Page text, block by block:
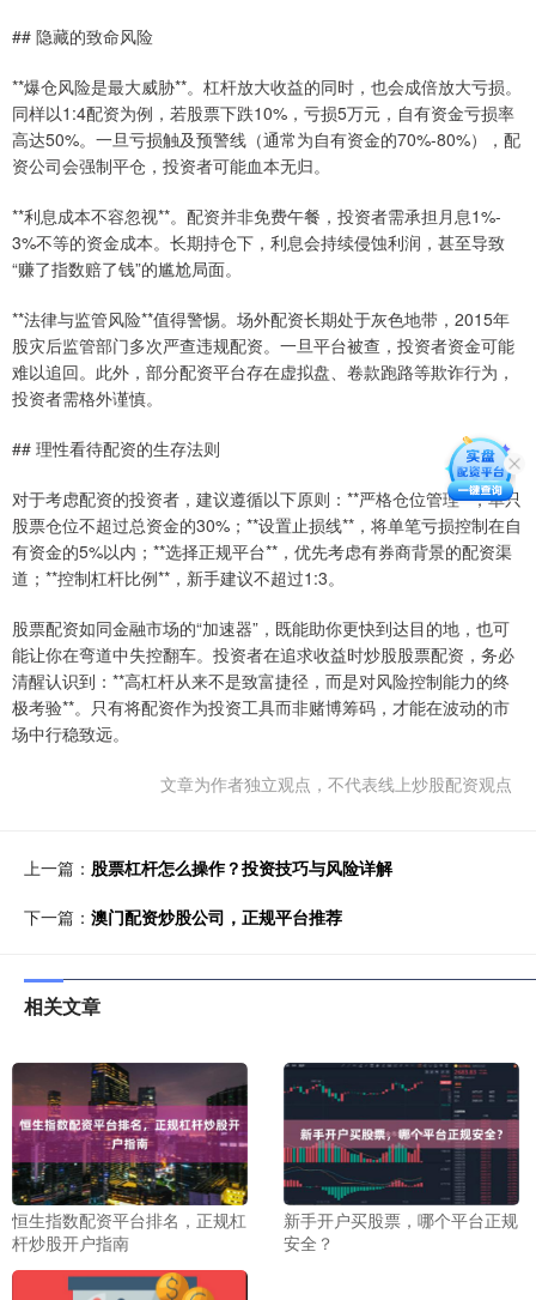
## 隐藏的致命风险
**爆仓风险是最大威胁**。杠杆放大收益的同时，也会成倍放大亏损。
同样以1:4配资为例，若股票下跌10%，亏损5万元，自有资金亏损率
高达50%。一旦亏损触及预警线（通常为自有资金的70%-80%），配
资公司会强制平仓，投资者可能血本无归。
**利息成本不容忽视**。配资并非免费午餐，投资者需承担月息1%-
3%不等的资金成本。长期持仓下，利息会持续侵蚀利润，甚至导致
“赚了指数赔了钱”的尴尬局面。
**法律与监管风险**值得警惕。场外配资长期处于灰色地带，2015年
股灾后监管部门多次严查违规配资。一旦平台被查，投资者资金可能
难以追回。此外，部分配资平台存在虚拟盘、卷款跑路等欺诈行为，
投资者需格外谨慎。
## 理性看待配资的生存法则
对于考虑配资的投资者，建议遵循以下原则：**严格仓位管理**，单只
股票仓位不超过总资金的30%；**设置止损线**，将单笔亏损控制在自
有资金的5%以内；**选择正规平台**，优先考虑有券商背景的配资渠
道；**控制杠杆比例**，新手建议不超过1:3。
股票配资如同金融市场的“加速器”，既能助你更快到达目的地，也可
能让你在弯道中失控翻车。投资者在追求收益时炒股股票配资，务必
清醒认识到：**高杠杆从来不是致富捷径，而是对风险控制能力的终
极考验**。只有将配资作为投资工具而非赌博筹码，才能在波动的市
场中行稳致远。
文章为作者独立观点，不代表线上炒股配资观点
上一篇： 股票杠杆怎么操作？投资技巧与风险详解
下一篇： 澳门配资炒股公司，正规平台推荐
相关文章
恒生指数配资平台排名，正规杠
杆炒股开户指南
新手开户买股票，哪个平台正规
安全？